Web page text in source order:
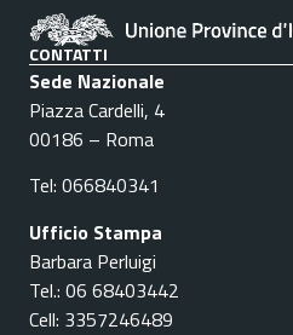
CONTATTI
Sede Nazionale
Piazza Cardelli, 4
00186 – Roma
Tel: 066840341
Ufficio Stampa
Barbara Perluigi
Tel.: 06 68403442
Cell: 3357246489